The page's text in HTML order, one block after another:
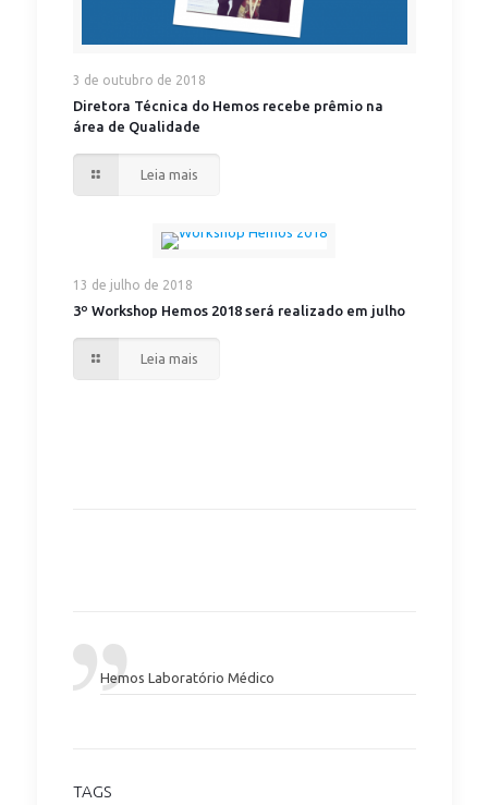
3 de outubro de 2018
Diretora Técnica do Hemos recebe prêmio na
área de Qualidade
Leia mais
13 de julho de 2018
3º Workshop Hemos 2018 será realizado em julho
Leia mais
Hemos Laboratório Médico
TAGS